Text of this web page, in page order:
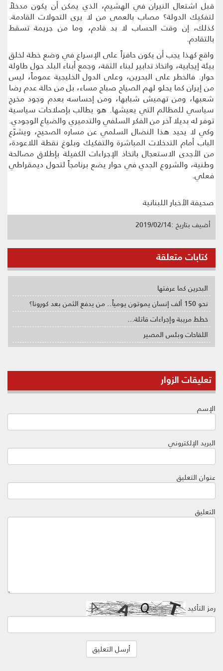
قبل اشتعال النيران في الهشيم، الذي يمكن أن يكون مدخلاً
لتفكيك الدولة؟ مصاب بالعمى من لا يرى التحولات القادمة.
كذلك، إن وقت الحساب لا بد قادم، وما من جريمة تسقط
بالتقادم.
واقع كهذا يجب أن يكون حافزاً على الإسراع في وضع خطة لخلق
بيئة إيجابية، واتخاذ تدابير لبناء الثقة، وجمع أبناء البلد حول طاولة
حوار. فالخطر على البحرين، وعلى الدول الخليجية عموماً، ليس
من إيران كما يحلو لهم الصياح صباح مساء، بل من حالة عدم رضا
شعبها، ومن تهميش شبابها، ومن إحساسه بعدم وجود مخرج
سياسي للمظالم التي يعيشها. هو يطالب بإصلاحات سياسية
توفر له بديلا آخر من الفكر السلفي والتدميري والضياع الوجودي.
وكي لا يحيد هذا النضال السلمي عن مساره الصحيح، ويشرّع
الباب أمام التدخلات المباشرة والتفكيك وبلوغ نقطة اللاعودة،
من الأجدى الاستعجال باتخاذ الإجراءات الكفيلة بإطلاق مصالحة
وطنية، والشروع الجدي في حوار يضع برنامجاً لتحول ديمقراطي
فعلي.
صحيفة الأخبار اللبنانية
أضيف بتاريخ :2019/02/14
كتابات متعلقة
البحرين كما عرفتها
نحو 150 ألف إنسان يموتون يومياً.. من يدفع الثمن بعد كورونا؟
خطط مريبة وإجراءات قاتلة…
اللقاحات وبئس المصير
تعليقات الزوار
الإسم
البريد الإلكتروني
عنوان التعليق
التعليق
رمز التأكيد